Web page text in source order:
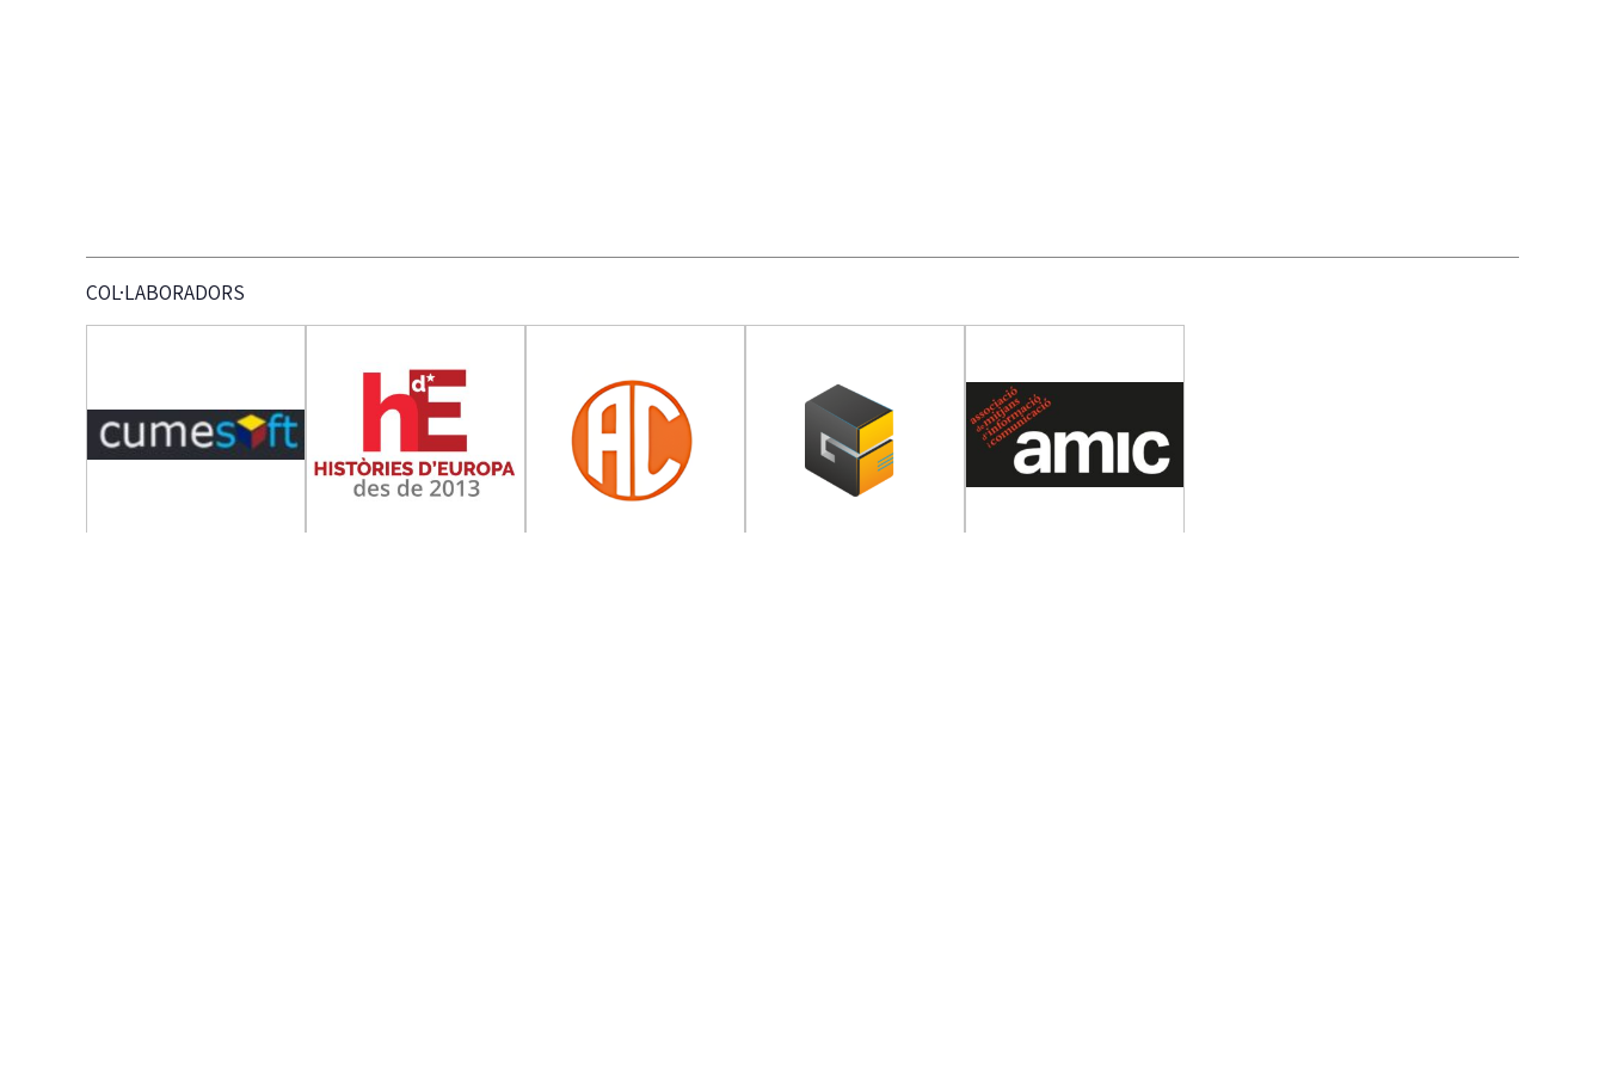
COL·LABORADORS